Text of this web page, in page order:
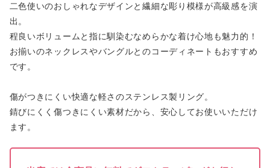
二色使いのおしゃれなデザインと繊細な彫り模様が高級感を演
出。
程良いボリュームと指に馴染むなめらかな着け心地も魅力的！
お揃いのネックレスやバングルとのコーディネートもおすすめ
です。
傷がつきにくい快適な軽さのステンレス製リング。
錆びにくく傷つきにくい素材だから、安心してお使いいただけ
ます。